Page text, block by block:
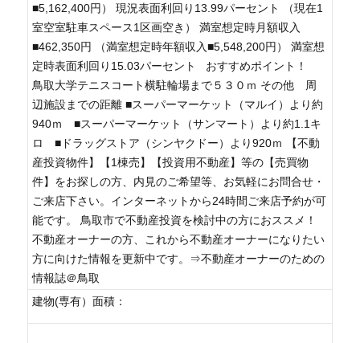
■5,162,400円） 現況表面利回り13.99パーセント （現在1
室空室駐車スペース1区画空き） 満室想定時月額収入
■462,350円 （満室想定時年額収入■5,548,200円） 満室想
定時表面利回り15.03パーセント おすすめポイント！
鳥取大学テニスコート横駐輪場まで５３０ｍ その他 周
辺施設までの距離 ■スーパーマーケット（マルイ）より約
940ｍ ■スーパーマーケット（サンマート）より約1.1キ
ロ ■ドラッグストア（シンヤクドー）より920ｍ 【不動
産投資物件】【1棟売】【投資用不動産】等の【売買物
件】をお探しの方、内見のご希望等、お気軽にお問合せ・
ご来店下さい。インターネットから24時間ご来店予約が可
能です。 鳥取市で不動産投資を検討中の方におススメ！
不動産オーナーの方、これから不動産オーナーになりたい
方に向けた情報を更新中です。⇒不動産オーナーのための
情報誌＠鳥取
建物(専有）面積：